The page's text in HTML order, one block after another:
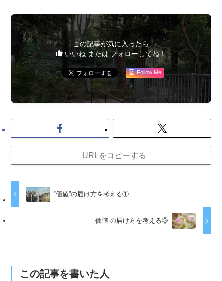
この記事が気に入ったら
いいね または フォローしてね！
Follow Me
URLをコピーする
”価値”の届け方を考える①
”価値”の届け方を考える③
この記事を書いた人